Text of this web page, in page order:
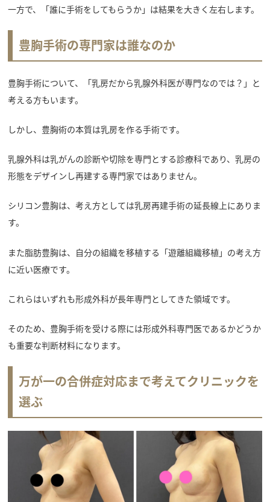
一方で、「誰に手術をしてもらうか」は結果を大きく左右します。
豊胸手術の専門家は誰なのか
豊胸手術について、「乳房だから乳腺外科医が専門なのでは？」と
考える方もいます。
しかし、豊胸術の本質は乳房を作る手術です。
乳腺外科は乳がんの診断や切除を専門とする診療科であり、乳房の
形態をデザインし再建する専門家ではありません。
シリコン豊胸は、考え方としては乳房再建手術の延長線上にありま
す。
また脂肪豊胸は、自分の組織を移植する「遊離組織移植」の考え方
に近い医療です。
これらはいずれも形成外科が長年専門としてきた領域です。
そのため、豊胸手術を受ける際には形成外科専門医であるかどうか
も重要な判断材料になります。
万が一の合併症対応まで考えてクリニックを
選ぶ